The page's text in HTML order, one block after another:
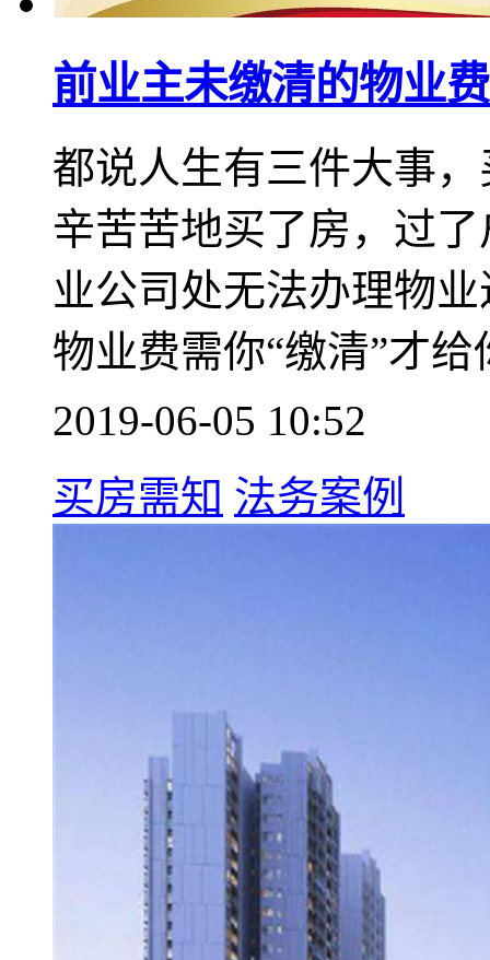
前业主未缴清的物业
都说人生有三件大事
辛苦苦地买了房，过
业公司处无法办理物
物业费需你“缴清”才
2019-06-05 10:52
买房需知 法务案例